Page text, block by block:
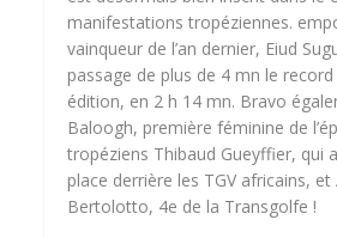
manifestations tropéziennes.
vainqueur de l’an dernier, Eiud
passage de plus de 4 mn le
édition, en 2 h 14 mn. Bravo
Baloogh, première féminine de
tropéziens Thibaud Gueyffier, qui
place derrière les TGV africains,
Bertolotto, 4e de la Transgolfe !